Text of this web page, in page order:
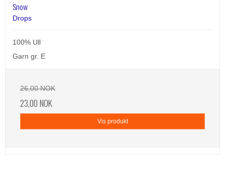
Snow
Drops
100% Ull
Garn gr. E
26,00 NOK
23,00 NOK
Vis produkt